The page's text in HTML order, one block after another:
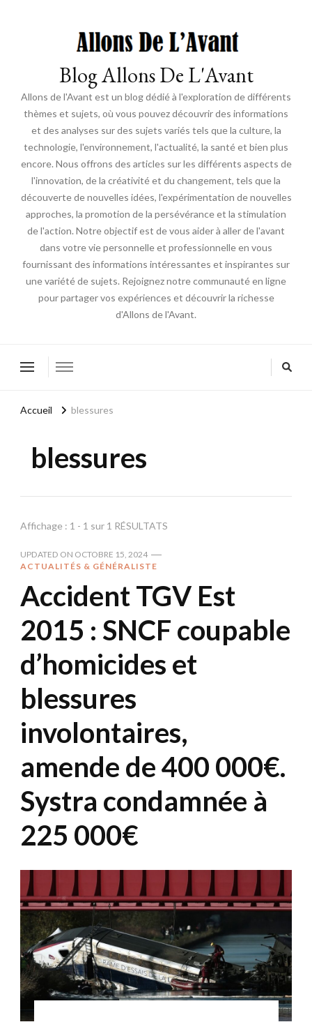
Blog Allons De L'Avant
Allons de l'Avant est un blog dédié à l'exploration de différents
thèmes et sujets, où vous pouvez découvrir des informations
et des analyses sur des sujets variés tels que la culture, la
technologie, l'environnement, l'actualité, la santé et bien plus
encore. Nous offrons des articles sur les différents aspects de
l'innovation, de la créativité et du changement, tels que la
découverte de nouvelles idées, l'expérimentation de nouvelles
approches, la promotion de la persévérance et la stimulation
de l'action. Notre objectif est de vous aider à aller de l'avant
dans votre vie personnelle et professionnelle en vous
fournissant des informations intéressantes et inspirantes sur
une variété de sujets. Rejoignez notre communauté en ligne
pour partager vos expériences et découvrir la richesse
d'Allons de l'Avant.
Accueil blessures
blessures
Affichage : 1 - 1 sur 1 RÉSULTATS
UPDATED ON OCTOBRE 15, 2024
ACTUALITÉS & GÉNÉRALISTE
Accident TGV Est
2015 : SNCF coupable
d’homicides et
blessures
involontaires,
amende de 400 000€.
Systra condamnée à
225 000€